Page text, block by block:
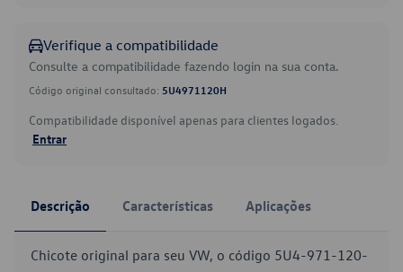
Verifique a compatibilidade
Consulte a compatibilidade fazendo login na sua conta.
Código original consultado: 5U4971120H
Compatibilidade disponível apenas para clientes logados.
Entrar
Descrição Características Aplicações
Chicote original para seu VW, o código 5U4-971-120-